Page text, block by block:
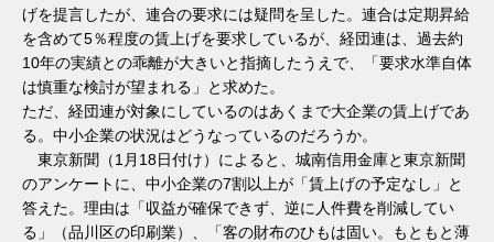
げを提言したが、連合の要求には疑問を呈した。連合は定期昇給
を含めて5％程度の賃上げを要求しているが、経団連は、過去約
10年の実績との乖離が大きいと指摘したうえで、「要求水準自体
は慎重な検討が望まれる」と求めた。
ただ、経団連が対象にしているのはあくまで大企業の賃上げであ
る。中小企業の状況はどうなっているのだろうか。
東京新聞（1月18日付け）によると、城南信用金庫と東京新聞
のアンケートに、中小企業の7割以上が「賃上げの予定なし」と
答えた。理由は「収益が確保できず、逆に人件費を削減してい
る」（品川区の印刷業）、「客の財布のひもは固い。もともと薄